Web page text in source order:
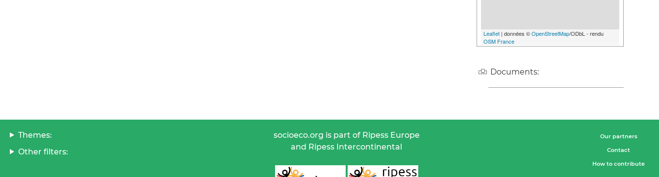
Leaflet | données ©OpenStreetMap/ODbL - rendu
OSM France
Documents:
Themes:
Other filters:
socioeco.org is part of Ripess Europe
and Ripess Intercontinental
Our partners
Contact
How to contribute